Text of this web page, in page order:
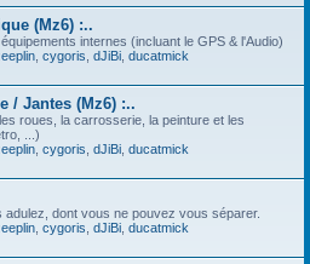
(Mz6) :..
internes (incluant le GPS & l'Audio)
cygoris dJiBi ducatmick
/ Jantes (Mz6) :..
roues, la carrosserie, la peinture et les
...)
cygoris dJiBi ducatmick
adulez, dont vous ne pouvez vous séparer.
cygoris dJiBi ducatmick